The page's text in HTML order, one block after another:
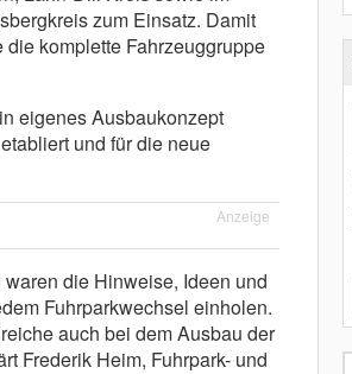
zum Einsatz. Damit
die komplette Fahrzeuggruppe
eigenes Ausbaukonzept
und für die neue
Anzeige
die Hinweise, Ideen und
Fuhrparkwechsel einholen.
auch bei dem Ausbau der
Frederik Heim, Fuhrpark- und